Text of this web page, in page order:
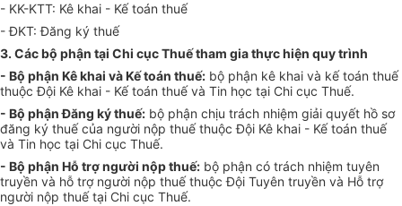
- KK-KTT: Kê khai - Kế toán thuế
- ĐKT: Đăng ký thuế
3. Các bộ phận tại Chi cục Thuế tham gia thực hiện quy trình
- Bộ phận Kê khai và Kế toán thuế: bộ phận kê khai và kế toán thuế
thuộc Đội Kê khai - Kế toán thuế và Tin học tại Chi cục Thuế.
- Bộ phận Đăng ký thuế: bộ phận chịu trách nhiệm giải quyết hồ sơ
đăng ký thuế của người nộp thuế thuộc Đội Kê khai - Kế toán thuế
và Tin học tại Chi cục Thuế.
- Bộ phận Hỗ trợngười nộp thuế: bộ phận có trách nhiệm tuyên
truyền và hỗ trợ người nộp thuế thuộc Đội Tuyên truyền và Hỗ trợ
người nộp thuế tại Chi cục Thuế.